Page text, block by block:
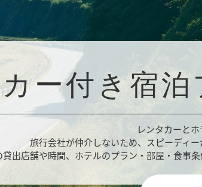
ー付き宿泊
レンタカーと
旅行会社が仲介しないため、スピーディー
貸出店舗や時間、ホテルのプラン・部屋・食事条